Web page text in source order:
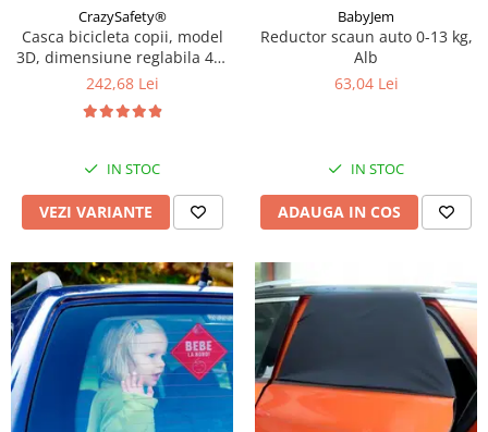
CrazySafety®
Casca bicicleta copii, model
3D, dimensiune reglabila 49-
55 cm, 2-7 ani, Diverse
242,68 Lei
IN STOC
VEZI VARIANTE
BabyJem
Reductor scaun auto 0-13 kg,
Alb
63,04 Lei
IN STOC
ADAUGA IN COS